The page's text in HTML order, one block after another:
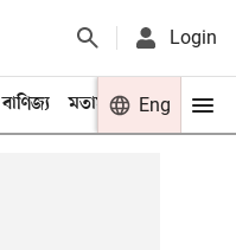
Login
বাণিজ্য মতামত খেলা
Eng